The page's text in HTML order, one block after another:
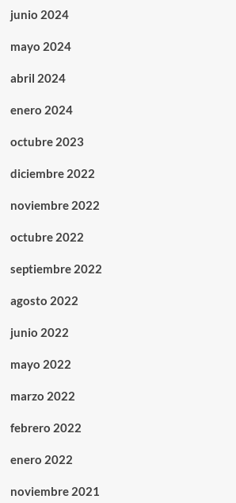
junio 2024
mayo 2024
abril 2024
enero 2024
octubre 2023
diciembre 2022
noviembre 2022
octubre 2022
septiembre 2022
agosto 2022
junio 2022
mayo 2022
marzo 2022
febrero 2022
enero 2022
noviembre 2021